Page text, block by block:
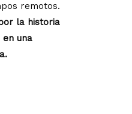
remotos.
la historia
una